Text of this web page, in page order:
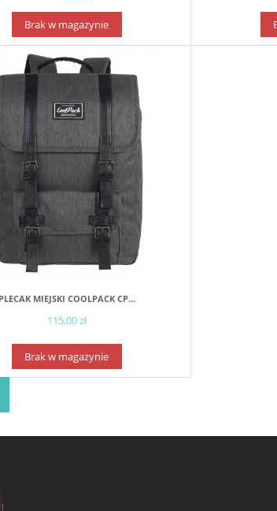
Brak w magazynie
PLECAK MIEJSKI COOLPACK CP...
115,00 zł
Brak w magazynie